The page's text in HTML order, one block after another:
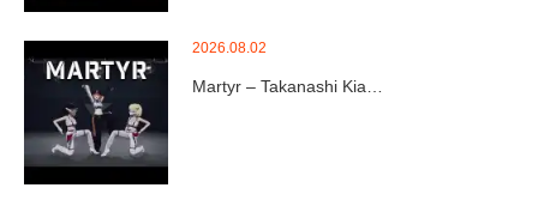
2026.08.02
Martyr – Takanashi Kia…